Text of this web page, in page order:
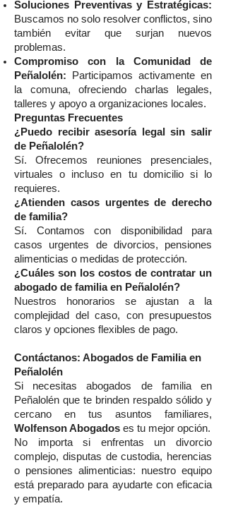
Soluciones Preventivas y Estratégicas:
Buscamos no solo resolver conflictos, sino
también evitar que surjan nuevos
problemas.
Compromiso con la Comunidad de
Peñalolén: Participamos activamente en
la comuna, ofreciendo charlas legales,
talleres y apoyo a organizaciones locales.
Preguntas Frecuentes
¿Puedo recibir asesoría legal sin salir
de Peñalolén?
Sí. Ofrecemos reuniones presenciales,
virtuales o incluso en tu domicilio si lo
requieres.
¿Atienden casos urgentes de derecho
de familia?
Sí. Contamos con disponibilidad para
casos urgentes de divorcios, pensiones
alimenticias o medidas de protección.
¿Cuáles son los costos de contratar un
abogado de familia en Peñalolén?
Nuestros honorarios se ajustan a la
complejidad del caso, con presupuestos
claros y opciones flexibles de pago.
Contáctanos: Abogados de Familia en
Peñalolén
Si necesitas abogados de familia en
Peñalolén que te brinden respaldo sólido y
cercano en tus asuntos familiares,
Wolfenson Abogados es tu mejor opción.
No importa si enfrentas un divorcio
complejo, disputas de custodia, herencias
o pensiones alimenticias: nuestro equipo
está preparado para ayudarte con eficacia
y empatía.